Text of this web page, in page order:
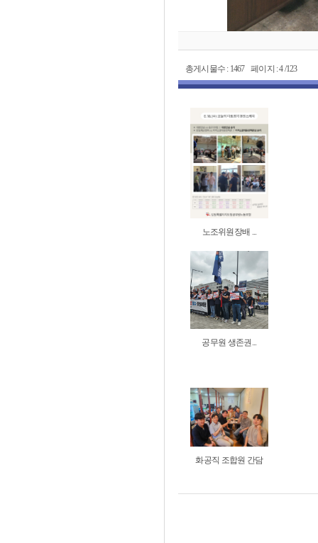
총게시물수 : 1467 페이지 : 4 /123
노조위원장배 ...
공무원 생존권...
화공직 조합원 간담